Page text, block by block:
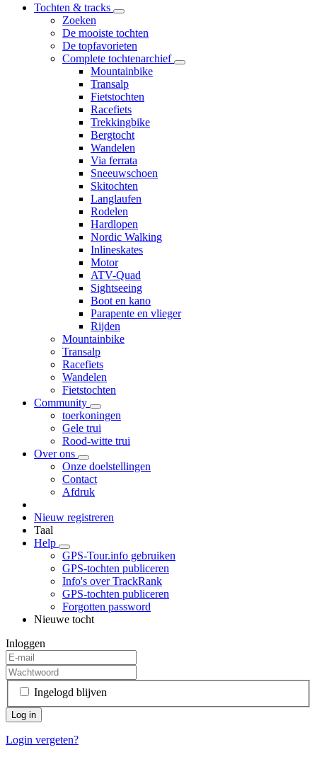
Tochten & tracks
Zoeken
De mooiste tochten
De topfavorieten
Complete tochtenarchief
Mountainbike
Transalp
Fietstochten
Racefiets
Trekkingbike
Bergtocht
Wandelen
Via ferrata
Sneeuwschoen
Skitochten
Langlaufen
Rodelen
Hardlopen
Nordic Walking
Inlineskates
Motor
ATV-Quad
Sightseeing
Boot en kano
Parapente en vlieger
Rijden
Mountainbike
Transalp
Racefiets
Wandelen
Fietstochten
Community
toerkoningen
Gele trui
Rood-witte trui
Over ons
Onze doelstellingen
Contact
Afdruk
Nieuw registreren
Taal
Help
GPS-Tour.info gebruiken
GPS-tochten publiceren
Info's over TrackRank
GPS-tochten publiceren
Forgotten password
Nieuwe tocht
Inloggen
Ingelogd blijven
Login vergeten?